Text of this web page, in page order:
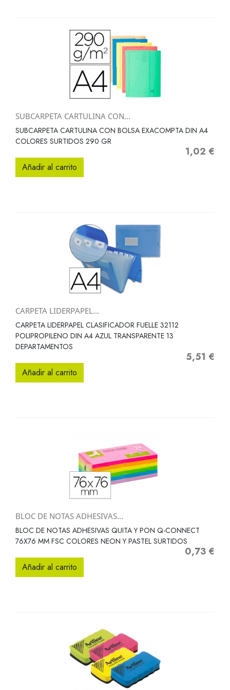
SUBCARPETA CARTULINA CON...
SUBCARPETA CARTULINA CON BOLSA EXACOMPTA DIN A4
COLORES SURTIDOS 290 GR
Precio
1,02 €
Añadir al carrito
CARPETA LIDERPAPEL...
CARPETA LIDERPAPEL CLASIFICADOR FUELLE 32112
POLIPROPILENO DIN A4 AZUL TRANSPARENTE 13
DEPARTAMENTOS
Precio
5,51 €
Añadir al carrito
BLOC DE NOTAS ADHESIVAS...
BLOC DE NOTAS ADHESIVAS QUITA Y PON Q-CONNECT
76X76 MM FSC COLORES NEON Y PASTEL SURTIDOS
Precio
0,73 €
Añadir al carrito